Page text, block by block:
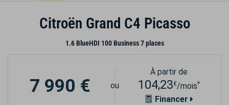
Citroën Grand C4 Picasso
1.6 BlueHDI 100 Business 7 places
7 990 € ou
À partir de
104,23€/mois*
Financer